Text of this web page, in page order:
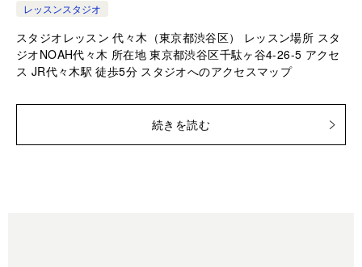
レッスンスタジオ
スタジオレッスン 代々木（東京都渋谷区） レッスン場所 スタ
ジオNOAH代々木 所在地 東京都渋谷区千駄ヶ谷4-26-5 アクセ
ス JR代々木駅 徒歩5分 スタジオへのアクセスマップ
続きを読む